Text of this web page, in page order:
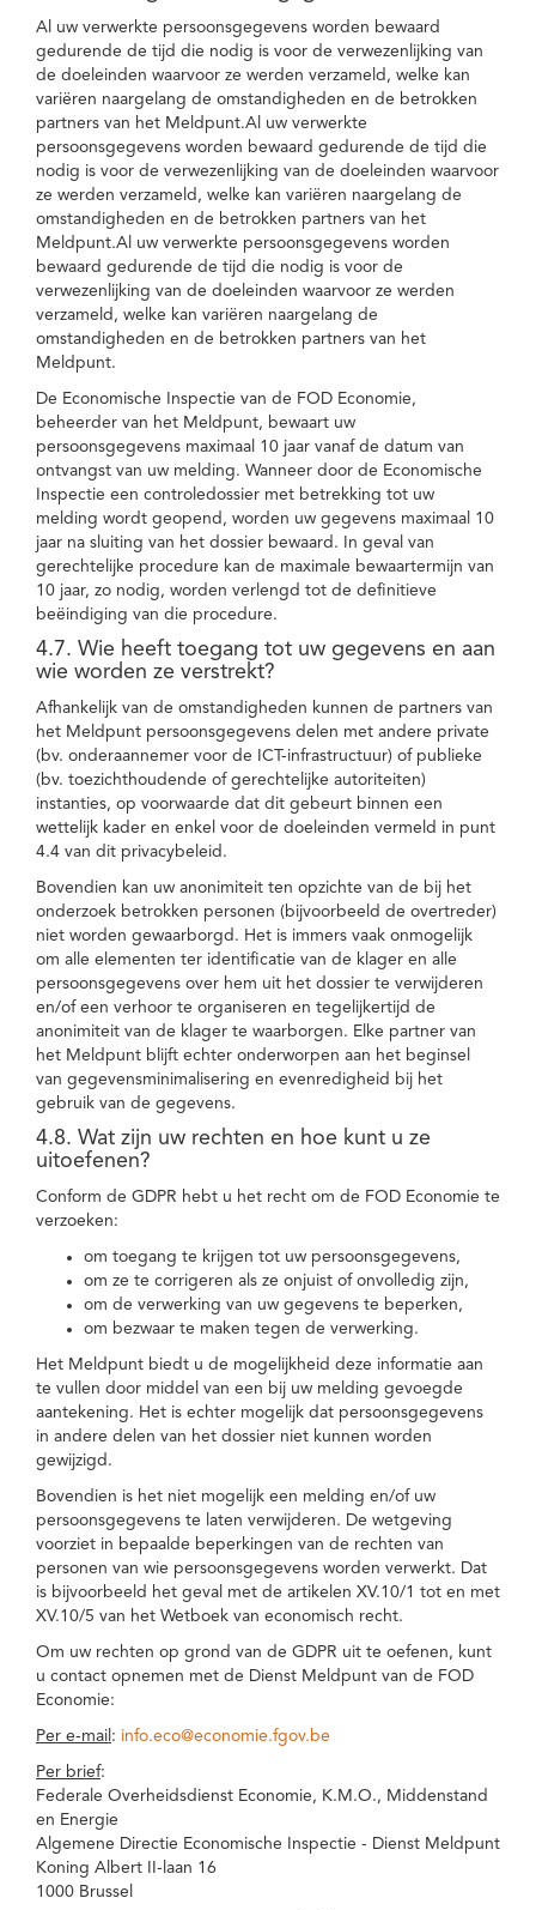
Al uw verwerkte persoonsgegevens worden bewaard
gedurende de tijd die nodig is voor de verwezenlijking van
de doeleinden waarvoor ze werden verzameld, welke kan
variëren naargelang de omstandigheden en de betrokken
partners van het Meldpunt.Al uw verwerkte
persoonsgegevens worden bewaard gedurende de tijd die
nodig is voor de verwezenlijking van de doeleinden waarvoor
ze werden verzameld, welke kan variëren naargelang de
omstandigheden en de betrokken partners van het
Meldpunt.Al uw verwerkte persoonsgegevens worden
bewaard gedurende de tijd die nodig is voor de
verwezenlijking van de doeleinden waarvoor ze werden
verzameld, welke kan variëren naargelang de
omstandigheden en de betrokken partners van het
Meldpunt.
De Economische Inspectie van de FOD Economie,
beheerder van het Meldpunt, bewaart uw
persoonsgegevens maximaal 10 jaar vanaf de datum van
ontvangst van uw melding. Wanneer door de Economische
Inspectie een controledossier met betrekking tot uw
melding wordt geopend, worden uw gegevens maximaal 10
jaar na sluiting van het dossier bewaard. In geval van
gerechtelijke procedure kan de maximale bewaartermijn van
10 jaar, zo nodig, worden verlengd tot de definitieve
beëindiging van die procedure.
4.7. Wie heeft toegang tot uw gegevens en aan
wie worden ze verstrekt?
Afhankelijk van de omstandigheden kunnen de partners van
het Meldpunt persoonsgegevens delen met andere private
(bv. onderaannemer voor de ICT-infrastructuur) of publieke
(bv. toezichthoudende of gerechtelijke autoriteiten)
instanties, op voorwaarde dat dit gebeurt binnen een
wettelijk kader en enkel voor de doeleinden vermeld in punt
4.4 van dit privacybeleid.
Bovendien kan uw anonimiteit ten opzichte van de bij het
onderzoek betrokken personen (bijvoorbeeld de overtreder)
niet worden gewaarborgd. Het is immers vaak onmogelijk
om alle elementen ter identificatie van de klager en alle
persoonsgegevens over hem uit het dossier te verwijderen
en/of een verhoor te organiseren en tegelijkertijd de
anonimiteit van de klager te waarborgen. Elke partner van
het Meldpunt blijft echter onderworpen aan het beginsel
van gegevensminimalisering en evenredigheid bij het
gebruik van de gegevens.
4.8. Wat zijn uw rechten en hoe kunt u ze
uitoefenen?
Conform de GDPR hebt u het recht om de FOD Economie te
verzoeken:
om toegang te krijgen tot uw persoonsgegevens,
om ze te corrigeren als ze onjuist of onvolledig zijn,
om de verwerking van uw gegevens te beperken,
om bezwaar te maken tegen de verwerking.
Het Meldpunt biedt u de mogelijkheid deze informatie aan
te vullen door middel van een bij uw melding gevoegde
aantekening. Het is echter mogelijk dat persoonsgegevens
in andere delen van het dossier niet kunnen worden
gewijzigd.
Bovendien is het niet mogelijk een melding en/of uw
persoonsgegevens te laten verwijderen. De wetgeving
voorziet in bepaalde beperkingen van de rechten van
personen van wie persoonsgegevens worden verwerkt. Dat
is bijvoorbeeld het geval met de artikelen XV.10/1 tot en met
XV.10/5 van het Wetboek van economisch recht.
Om uw rechten op grond van de GDPR uit te oefenen, kunt
u contact opnemen met de Dienst Meldpunt van de FOD
Economie:
Per e-mail : info.eco@economie.fgov.be
Per brief:
Federale Overheidsdienst Economie, K.M.O., Middenstand
en Energie
Algemene Directie Economische Inspectie - Dienst Meldpunt
Koning Albert II-laan 16
1000 Brussel